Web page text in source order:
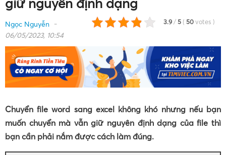
giữ nguyên định dạng
3.9 / 5 ( 50 votes )
Ngọc Nguyễn
06/05/2023, 10:54
Chuyển file word sang excel không khó nhưng nếu bạn
muốn chuyển mà vẫn giữ nguyên định dạng của file thì
bạn cần phải nắm được cách làm đúng.